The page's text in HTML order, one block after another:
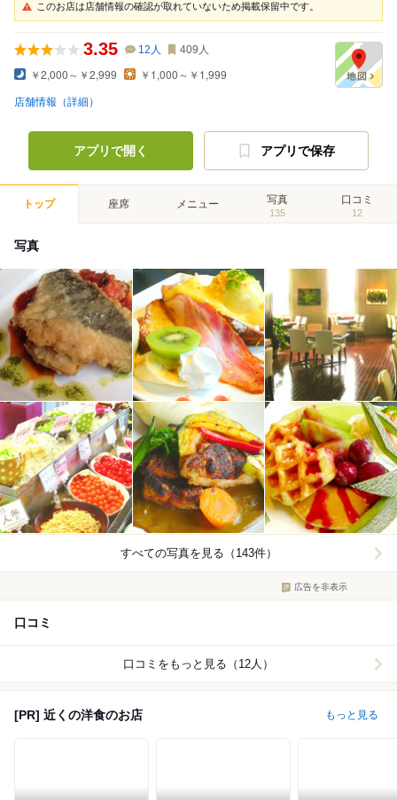
このお店は店舗情報の確認が取れていないため掲載保留中です。
3.35 12 人 409 人
￥2,000～￥2,999 ￥1,000～￥1,999
店舗情報（詳細）
アプリで開く アプリで保存
トップ 座席 メニュー 写真
135
口コミ
12
写真
すべての写真を見る（143件）
広告を非表示
口コミ
口コミをもっと見る（12人）
[PR] 近くの洋食のお店 もっと見る